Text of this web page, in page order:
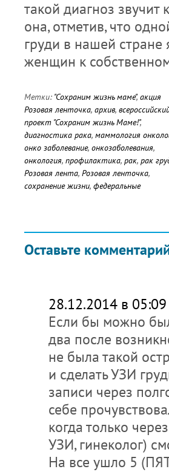
такой диагноз
она, отметив, что
груди в нашей
женщин к
Метки: "Сохраним жизнь маме",акция
Розовая ленточка, архив,
проект "Сохраним жизнь Маме!",
диагностика рака, маммология
онко заболевание, онкозаболевания,
онкология, профилактика, рак, рак
Розовая лента, Розовая ленточка,
сохранение жизни, федеральные
Оставьте
28.12.2014 в 05:09
Если бы можно
два после
не была такой
и сделать УЗИ
записи через
себе
когда только
УЗИ, гинеколог)
На все ушло 5